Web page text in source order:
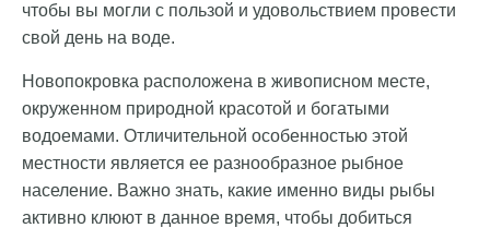
чтобы вы могли с пользой и удовольствием провести
свой день на воде.
Новопокровка расположена в живописном месте,
окруженном природной красотой и богатыми
водоемами. Отличительной особенностью этой
местности является ее разнообразное рыбное
население. Важно знать, какие именно виды рыбы
активно клюют в данное время, чтобы добиться